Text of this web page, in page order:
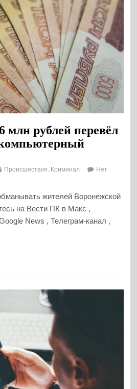
млн рублей перевёл
Происшествия. Криминал
Нет
жителей Воронежской
на Вести ПК в Макс ,
News , Телеграм-канал ,